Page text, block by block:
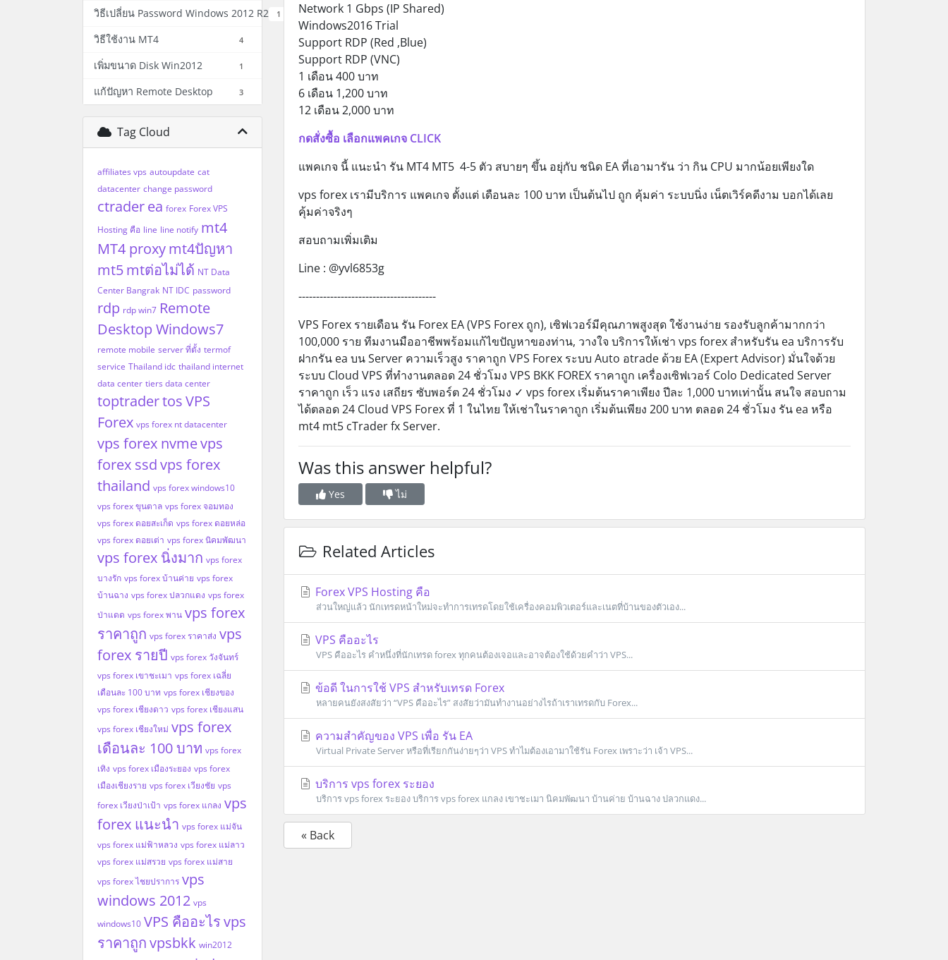
วิธีเปลี่ยน Password Windows 2012 R2 1
วิธีใช้งาน MT4 4
เพิ่มขนาด Disk Win2012 1
แก้ปัญหา Remote Desktop 3
Tag Cloud
affiliates vps autoupdate cat
datacenter change password
ctraderea forex Forex VPS
Hosting คือ line line notify mt4
MT4 proxymt4ปัญหา
mt5mtต่อไม่ได้ NT Data
Center Bangrak NT IDC password
rdp rdp win7 Remote
Desktop Windows7
remote mobile server ที่ตั้ง termof
service Thailand idc thailand internet
data center tiers data center
toptradertosVPS
Forex vps forex nt datacenter
vps forex nvmevps
forex ssdvps forex
thailand vps forex windows10
vps forex ขุนตาล vps forex จอมทอง
vps forex ดอยสะเก็ด vps forex ดอยหล่อ
vps forex ดอยเต่า vps forex นิคมพัฒนา
vps forex นิ่งมาก vps forex
บางรัก vps forex บ้านค่าย vps forex
บ้านฉาง vps forex ปลวกแดง vps forex
ป่าแดด vps forex พาน vps forex
ราคาถูก vps forex ราคาส่ง vps
forex รายปี vps forex วังจันทร์
vps forex เขาชะเมา vps forex เฉลี่ย
เดือนละ 100 บาท vps forex เชียงของ
vps forex เชียงดาว vps forex เชียงแสน
vps forex เชียงใหม่ vps forex
เดือนละ 100 บาท vps forex
เทิง vps forex เมืองระยอง vps forex
เมืองเชียงราย vps forex เวียงชัย vps
forex เวียงป่าเป้า vps forex แกลง vps
forex แนะนำ vps forex แม่จัน
vps forex แม่ฟ้าหลวง vps forex แม่ลาว
vps forex แม่สรวย vps forex แม่สาย
vps forex ไชยปราการ vps
windows 2012 vps
windows10 VPS คืออะไรvps
ราคาถูกvpsbkk win2012
Network 1 Gbps (IP Shared)
Windows2016 Trial
Support RDP (Red ,Blue)
Support RDP (VNC)
1 เดือน 400 บาท
6 เดือน 1,200 บาท
12 เดือน 2,000 บาท
กดสั่งซื้อ เลือกแพคเกจ CLICK
แพคเกจ นี้ แนะนำ รัน MT4 MT5 4-5 ตัว สบายๆ ขึ้น อยุ่กับ ชนิด EA ที่เอามารัน ว่า กิน CPU มากน้อยเพียงใด
vps forex เรามีบริการ แพคเกจ ตั้งแต่ เดือนละ 100 บาท เป็นต้นไป ถูก คุ้มค่า ระบบนิ่ง เน็ตเวิร์คดีงาม บอกได้เลย
คุ้มค่าจริงๆ
สอบถามเพิ่มเติม
Line : @yvl6853g
---------------------------------------
VPS Forex รายเดือน รัน Forex EA (VPS Forex ถูก), เซิฟเวอร์มีคุณภาพสูงสุด ใช้งานง่าย รองรับลูกค้ามากกว่า
100,000 ราย ทีมงานมืออาชีพพร้อมแก้ไขปัญหาของท่าน, วางใจ บริการให้เช่า vps forex สำหรับรัน ea บริการรับ
ฝากรัน ea บน Server ความเร็วสูง ราคาถูก VPS Forex ระบบ Auto อtrade ด้วย EA (Expert Advisor) มั่นใจด้วย
ระบบ Cloud VPS ที่ทำงานตลอด 24 ชั่วโมง VPS BKK FOREX ราคาถูก เครื่องเซิฟเวอร์ Colo Dedicated Server
ราคาถูก เร็ว แรง เสถียร ซับพอร์ต 24 ชั่วโมง ✓ vps forex เริ่มต้นราคาเพียง ปีละ 1,000 บาทเท่านั้น สนใจ สอบถาม
ได้ตลอด 24 Cloud VPS Forex ที่ 1 ในไทย ให้เช่าในราคาถูก เริ่มต้นเพียง 200 บาท ตลอด 24 ชั่วโมง รัน ea หรือ
mt4 mt5 cTrader fx Server.
Was this answer helpful?
Yes ไม่
Related Articles
Forex VPS Hosting คือ
ส่วนใหญ่แล้ว นักเทรดหน้าใหม่จะทำการเทรดโดยใช้เครื่องคอมพิวเตอร์และเนตที่บ้านของตัวเอง...
VPS คืออะไร
VPS คืออะไร คำหนึ่งที่นักเทรด forex ทุกคนต้องเจอและอาจต้องใช้ด้วยคำว่า VPS...
ข้อดี ในการใช้ VPS สำหรับเทรด Forex
หลายคนยังสงสัยว่า “VPS คืออะไร” สงสัยว่ามันทำงานอย่างไรถ้าเราเทรดกับ Forex...
ความสำคัญของ VPS เพื่อ รัน EA
Virtual Private Server หรือที่เรียกกันง่ายๆว่า VPS ทำไมต้องเอามาใช้รัน Forex เพราะว่า เจ้า VPS...
บริการ vps forex ระยอง
บริการ vps forex ระยอง บริการ vps forex แกลง เขาชะเมา นิคมพัฒนา บ้านค่าย บ้านฉาง ปลวกแดง...
« Back